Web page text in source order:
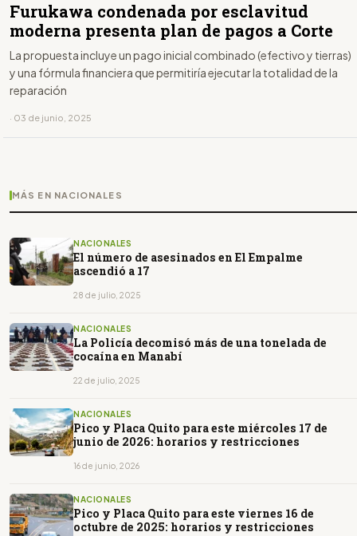
Furukawa condenada por esclavitud
moderna presenta plan de pagos a Corte
La propuesta incluye un pago inicial combinado (efectivo y tierras)
y una fórmula financiera que permitiría ejecutar la totalidad de la
reparación
· 03 de junio, 2025
MÁS EN NACIONALES
NACIONALES
El número de asesinados en El Empalme
ascendió a 17
28 de julio, 2025
NACIONALES
La Policía decomisó más de una tonelada de
cocaína en Manabí
22 de julio, 2025
NACIONALES
Pico y Placa Quito para este miércoles 17 de
junio de 2026: horarios y restricciones
16 de junio, 2026
NACIONALES
Pico y Placa Quito para este viernes 16 de
octubre de 2025: horarios y restricciones